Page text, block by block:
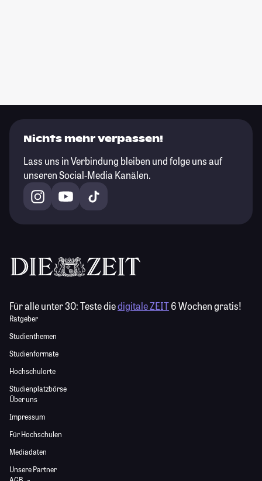
Nichts mehr verpassen!
Lass uns in Verbindung bleiben und folge uns auf
unseren Social-Media Kanälen.
Für alle unter 30:Teste diedigitale ZEIT6 Wochen gratis!
Ratgeber
Studienthemen
Studienformate
Hochschulorte
Studienplatzbörse
Über uns
Impressum
Für Hochschulen
Mediadaten
Unsere Partner